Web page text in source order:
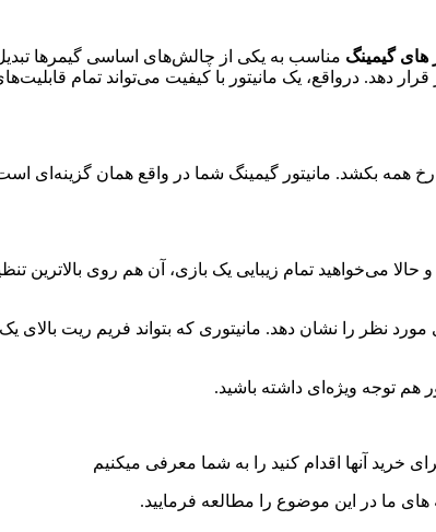
های گیمینگ مناسب به یکی از چالش‌های اساسی گیمرها
دهد. درواقع، یک مانیتور با کیفیت می‌تواند تمام
همه بکشد. مانیتور گیمینگ شما در واقع همان گزینه‌ای
مورد نظر را نشان دهد. مانیتوری که بتواند فریم ریت بالای
هم توجه ویژه‌ای داشته باشید.
خرید آنها اقدام کنید را به شما معرفی میکنیم
های ما در این موضوع را مطالعه فرمایید.